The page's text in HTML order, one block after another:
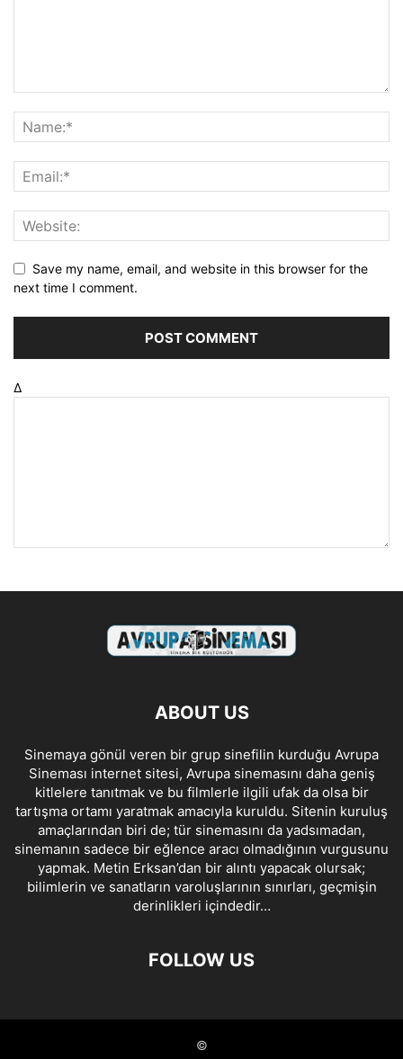
Save my name, email, and website in this browser for the
next time I comment.
Δ
ABOUT US
Sinemaya gönül veren bir grup sinefilin kurduğu Avrupa
Sineması internet sitesi, Avrupa sinemasını daha geniş
kitlelere tanıtmak ve bu filmlerle ilgili ufak da olsa bir
tartışma ortamı yaratmak amacıyla kuruldu. Sitenin kuruluş
amaçlarından biri de; tür sinemasını da yadsımadan,
sinemanın sadece bir eğlence aracı olmadığının vurgusunu
yapmak. Metin Erksan’dan bir alıntı yapacak olursak;
bilimlerin ve sanatların varoluşlarının sınırları, geçmişin
derinlikleri içindedir…
FOLLOW US
©